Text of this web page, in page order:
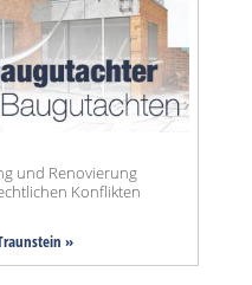
und Renovierung
Konflikten
»